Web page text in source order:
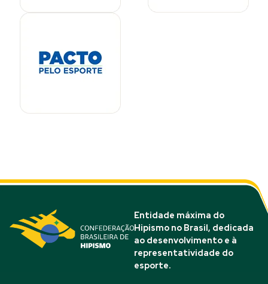
Entidade máxima do
Hipismo no Brasil, dedicada
ao desenvolvimento e à
representatividade do
esporte.